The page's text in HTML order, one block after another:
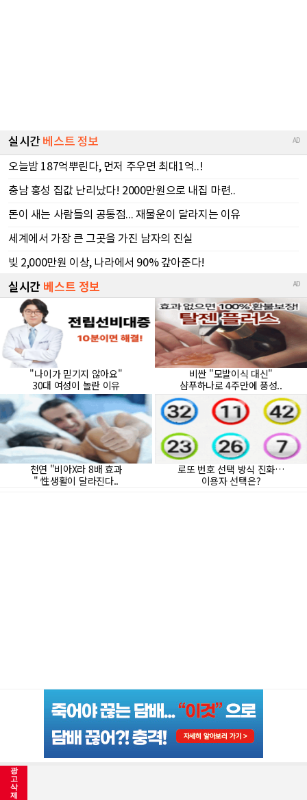
광
고
삭
제
많이 본 기사